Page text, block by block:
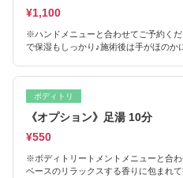
¥1,100
※ハンドメニューと合わせてご予約く
で保湿もしっかり♪施術後は手がほのか
ボディトリ
《オプション》足湯 10分
¥550
※ボディトリートメントメニューと合
ベースのリラックスする香りに包まれ